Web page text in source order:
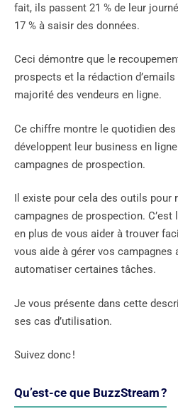
fait, ils passent 21 % de leur
17 % à saisir des données.
Ceci démontre que le
prospects et la rédaction
majorité des vendeurs en ligne.
Ce chiffre montre le quotidien
développent leur business en
campagnes de prospection.
Il existe pour cela des outils pour
campagnes de prospection. C’est
en plus de vous aider à trouver
vous aide à gérer vos campagnes
automatiser certaines tâches.
Je vous présente dans cette
ses cas d’utilisation.
Suivez donc !
Qu’est-ce que BuzzStream ?